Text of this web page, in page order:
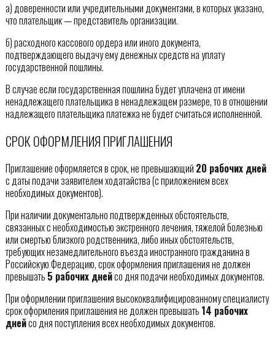
а) доверенности или учредительными документами, в которых указано,
что плательщик — представитель организации.
б) расходного кассового ордера или иного документа,
подтверждающего выдачу ему денежных средств на уплату
государственной пошлины.
В случае если государственная пошлина будет уплачена от имени
ненадлежащего плательщика в ненадлежащем размере, то в отношении
надлежащего плательщика платежка не будет считаться исполненной.
СРОК ОФОРМЛЕНИЯ ПРИГЛАШЕНИЯ
Приглашение оформляется в срок, не превышающий 20 рабочих дней
с даты подачи заявителем ходатайства (с приложением всех
необходимых документов).
При наличии документально подтвержденных обстоятельств,
связанных с необходимостью экстренного лечения, тяжелой болезнью
или смертью близкого родственника, либо иных обстоятельств,
требующих незамедлительного въезда иностранного гражданина в
Российскую Федерацию, срок оформления приглашения не должен
превышать 5 рабочих днейсо дня подачи необходимых документов.
При оформлении приглашения высококвалифицированному специалисту
срок оформления приглашения не должен превышать 14 рабочих
днейсо дня поступления всех необходимых документов.